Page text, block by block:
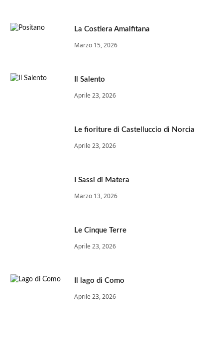
La Costiera Amalfitana
Marzo 15, 2026
Il Salento
Aprile 23, 2026
Le fioriture di Castelluccio di Norcia
Aprile 23, 2026
I Sassi di Matera
Marzo 13, 2026
Le Cinque Terre
Aprile 23, 2026
Il lago di Como
Aprile 23, 2026